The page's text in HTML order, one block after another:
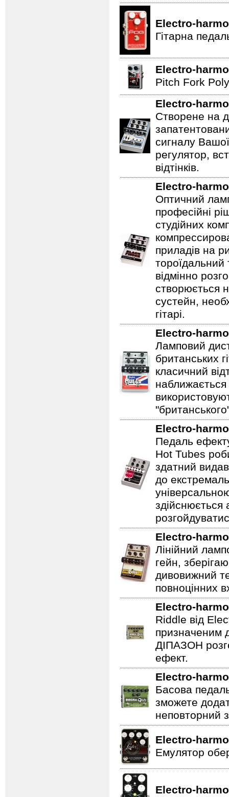
Electro-
Гітарна
Electro-
Pitch Fork
Electro-
Створене на
сигналу
регулятор,
відтінків.
Electro-
Оптичний
професійні
студійних
приладів на
відмінно
створюється
сустейн,
гітарі.
Electro-
Ламповий
британських
класичний
Electro-
Педаль
Hot Tubes
здатний
до
Electro-
Лінійний
гейн,
дивовижний
повноцінних
Electro-
Riddle від
призначеним
ДІПАЗОН
ефект.
Electro-
Басова
зможете
неповторний
Electro-
Емулятор
Electro-